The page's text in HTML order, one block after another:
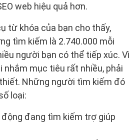
web hiệu quả hơn.
từ khóa của bạn cho thấy,
tìm kiếm là 2.740.000 mỗi
người bạn có thể tiếp xúc. Vì
nhắm mục tiêu rất nhiều, phải
Những người tìm kiếm đó
loại:
đang tìm kiếm trợ giúp